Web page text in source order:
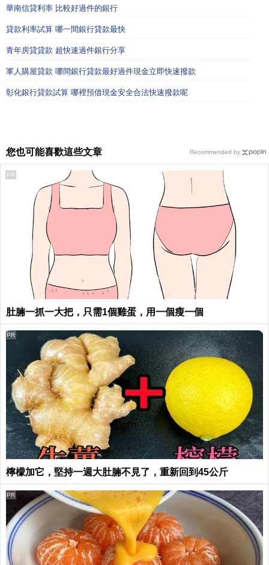
華南信貸利率 比較好過件的銀行
貸款利率試算 哪一間銀行貸款最快
青年房貸貸款 超快速過件銀行分享
軍人購屋貸款 哪間銀行貸款最好過件現金立即快速撥款
彰化銀行貸款試算 哪裡預借現金安全合法快速撥款呢
您也可能喜歡這些文章
肚腩一抓一大把，只需1個雞蛋，用一個瘦一個
PR
檸檬加它，堅持一週大肚腩不見了，重新回到45公斤
PR
PR
Recommended by